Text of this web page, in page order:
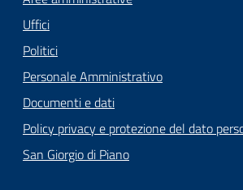
Uffici
Politici
Personale Amministrativo
Documenti e dati
Policy privacy e protezione del dato
San Giorgio di Piano